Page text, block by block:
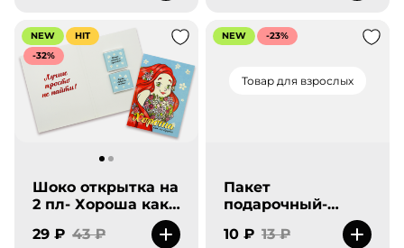
NEW
HIT
-32%
Шоко открытка на
2 пл- Хороша как
ни крути. Лучше
просто не найти!
29 ₽ 43 ₽
Товар для взрослых
NEW -23%
Пакет
подарочный-
тонешь.
10 ₽ 13 ₽